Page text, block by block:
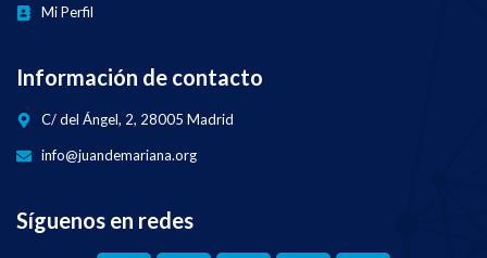
Mi Perfil
Información de contacto
C/ del Ángel, 2, 28005 Madrid
info@juandemariana.org
Síguenos en redes